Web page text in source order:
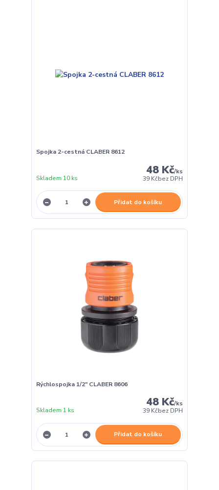
Spojka 2-cestná CLABER 8612
48 Kč/ks
39 Kčbez DPH
Skladem 10 ks
Přidat do košíku
Rýchlospojka 1/2" CLABER 8606
48 Kč/ks
39 Kčbez DPH
Skladem 1 ks
Přidat do košíku